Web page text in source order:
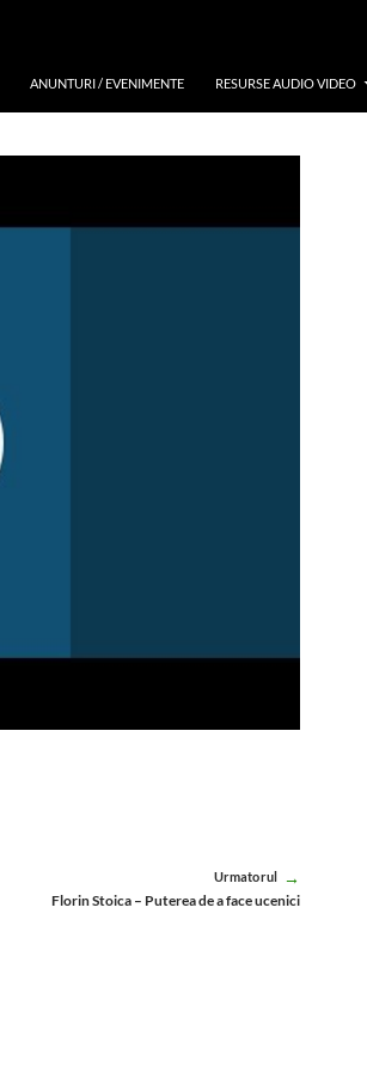
ANUNTURI / EVENIMENTE RESURSE AUDIO VIDEO
Urmatorul
Florin Stoica – Puterea de a face ucenici